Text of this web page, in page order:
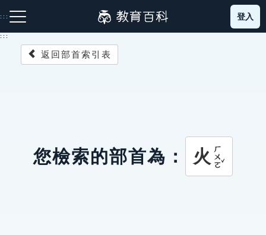
到
主
::: 登入
:::
返回部首索引表
您檢索的部首為： 火 ㄏㄨㄛˇ